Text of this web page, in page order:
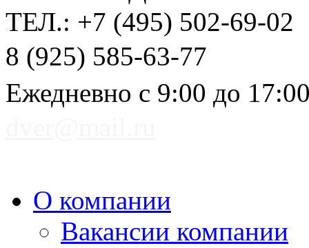
ТЕЛ.: +7 (495) 502-69-02
8 (925) 585-63-77
Ежедневно с 9:00 до
О компании
Вакансии компании